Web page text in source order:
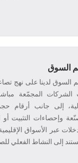
السوق لدينا على نهج
الشركات المجمّعة
إلى جانب أرقام
وإحصاءات التثبيت أو
عبر الأسواق
إلى النشاط الفعلي